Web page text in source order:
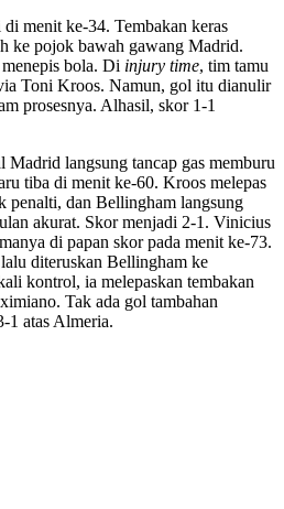
menit ke-34. Tembakan keras
ke pojok bawah gawang Madrid.
bola. Di injury time, tim tamu
Toni Kroos. Namun, gol itu dianulir
prosesnya. Alhasil, skor 1-1
Madrid langsung tancap gas memburu
tiba di menit ke-60. Kroos melepas
penalti, dan Bellingham langsung
akurat. Skor menjadi 2-1. Vinicius
di papan skor pada menit ke-73.
diteruskan Bellingham ke
kontrol, ia melepaskan tembakan
Tak ada gol tambahan
1 atas Almeria.